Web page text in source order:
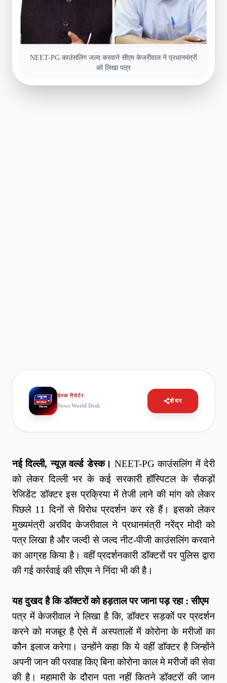
NEET-PG काउंसलिंग जल्द करवाने सीएम केजरीवाल ने प्रधानमंत्री
को लिखा पत्र
डेस्क रिपोर्टर
News World Desk
शेयर
नई दिल्ली, न्यूज़ वर्ल्ड डेस्क। NEET-PG काउंसलिंग में देरी
को लेकर दिल्ली भर के कई सरकारी हॉस्पिटल के सैकड़ों
रेजिडेंट डॉक्टर इस प्रक्रिया में तेजी लाने की मांग को लेकर
पिछले 11 दिनों से विरोध प्रदर्शन कर रहे हैं। इसको लेकर
मुख्यमंत्री अरविंद केजरीवाल ने प्रधानमंत्री नरेंद्र मोदी को
पत्र लिखा है और जल्दी से जल्द नीट-पीजी काउंसलिंग करवाने
का आग्रह किया है। वहीं प्रदर्शनकारी डॉक्टरों पर पुलिस द्वारा
की गई कार्रवाई की सीएम ने निंदा भी की है।
यह दुखद है कि डॉक्टरों को हड़ताल पर जाना पड़ रहा : सीएम
पत्र में केजरीवाल ने लिखा है कि, डॉक्टर सड़कों पर प्रदर्शन
करने को मजबूर है ऐसे में अस्पतालों में कोरोना के मरीजों का
कौन इलाज करेगा। उन्होंने कहा कि ये वहीं डॉक्टर है जिन्होंने
अपनी जान की परवाह किए बिना कोरोना काल मे मरीजों की सेवा
की है। महामारी के दौरान पता नहीं कितने डॉक्टरों की जान